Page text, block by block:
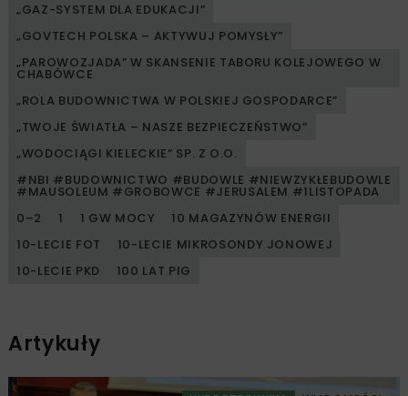
„GAZ-SYSTEM DLA EDUKACJI”
„GOVTECH POLSKA – AKTYWUJ POMYSŁY”
„PAROWOZJADA” W SKANSENIE TABORU KOLEJOWEGO W
CHABÓWCE
„ROLA BUDOWNICTWA W POLSKIEJ GOSPODARCE”
„TWOJE ŚWIATŁA – NASZE BEZPIECZEŃSTWO”
„WODOCIĄGI KIELECKIE” SP. Z O.O.
#NBI #BUDOWNICTWO #BUDOWLE #NIEWZYKŁEBUDOWLE
#MAUSOLEUM #GROBOWCE #JERUSALEM #1LISTOPADA
0–2
1 1 GW MOCY
10 MAGAZYNÓW ENERGII
10-LECIE FOT
10-LECIE MIKROSONDY JONOWEJ
10-LECIE PKD
100 LAT PIG
Artykuły